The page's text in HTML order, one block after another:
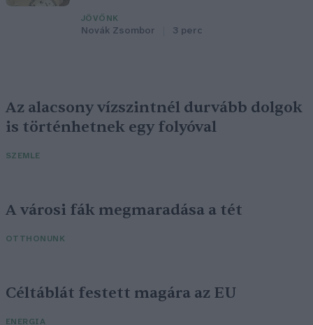
JÖVŐNK
Novák Zsombor 3 perc
Az alacsony vízszintnél durvább dolgok
is történhetnek egy folyóval
SZEMLE
A városi fák megmaradása a tét
OTTHONUNK
Céltáblát festett magára az EU
ENERGIA